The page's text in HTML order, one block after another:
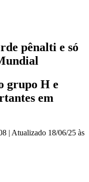
pênalti e só
grupo H e
em
| Atualizado 18/06/25 às